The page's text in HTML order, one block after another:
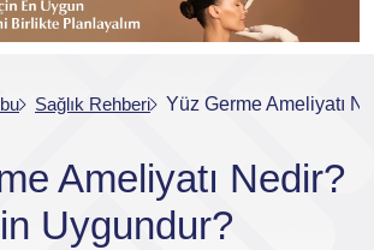
Sağlık Rehberi Yüz Germe Ameliyatı
Ameliyatı Nedir?
Uygundur?